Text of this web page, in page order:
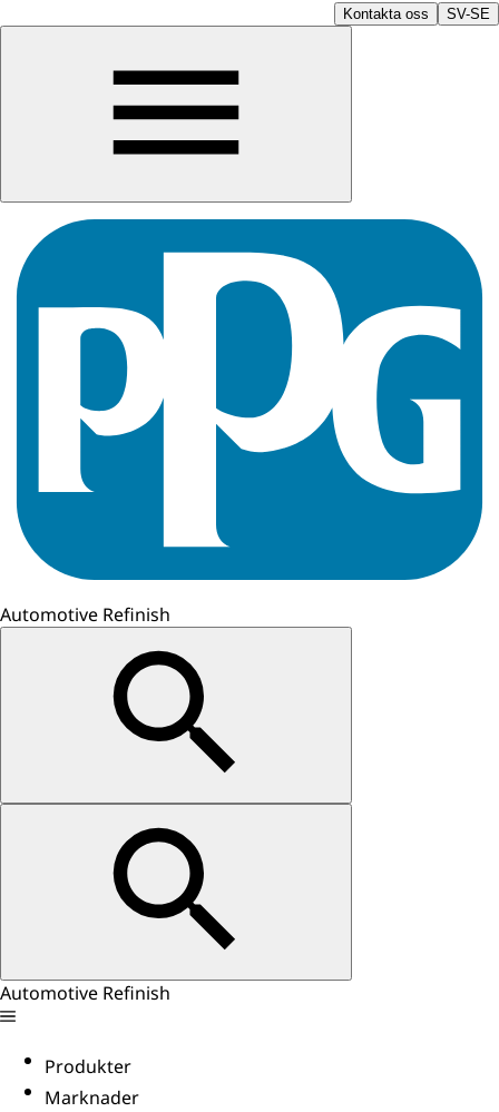
Kontakta oss SV-SE
Automotive Refinish
Automotive Refinish
Produkter
Marknader